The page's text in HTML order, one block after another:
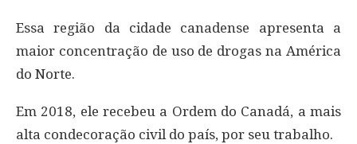
Essa região da cidade canadense apresenta a
maior concentração de uso de drogas na América
do Norte.
Em 2018, ele recebeu a Ordem do Canadá, a mais
alta condecoração civil do país, por seu trabalho.